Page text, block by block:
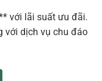
với lãi suất ưu đãi.
với dịch vụ chu đáo